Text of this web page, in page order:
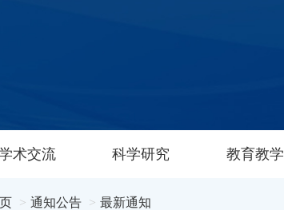
术交流 科学研究 教育教学
通知公告 最新通知